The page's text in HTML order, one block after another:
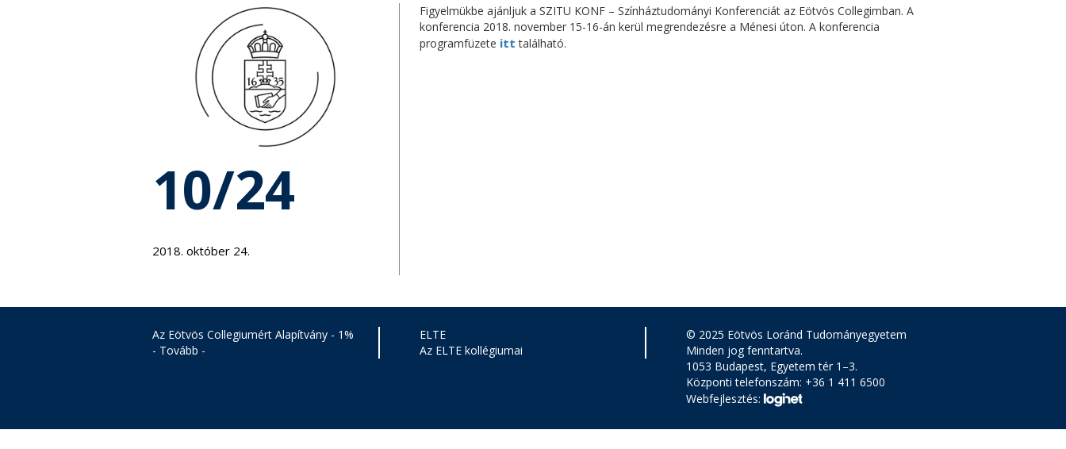
10/24
2018. október 24.
Figyelmükbe ajánljuk a SZITU KONF – Színháztudományi Konferenciát az Eötvös Collegimban. A
konferencia 2018. november 15-16-án kerül megrendezésre a Ménesi úton. A konferencia
programfüzete itt található.
Az Eötvös Collegiumért Alapítvány - 1%
- Tovább -
ELTE
Az ELTE kollégiumai
© 2025 Eötvös Loránd Tudományegyetem
Minden jog fenntartva.
1053 Budapest, Egyetem tér 1–3.
Központi telefonszám: +36 1 411 6500
Webfejlesztés: